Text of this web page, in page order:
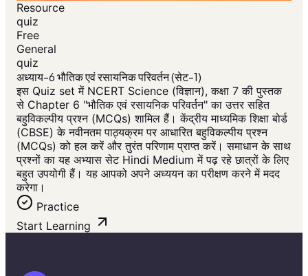
Resource
quiz
Free
General
quiz
अध्याय-6 भौतिक एवं रसायनिक परिवर्तन (सेट-1)
इस Quiz set में NCERT Science (विज्ञान), कक्षा 7 की पुस्तक
से Chapter 6 "भौतिक एवं रसायनिक परिवर्तन" का उत्तर सहित
बहुविकल्पीय प्रश्न (MCQs) शामिल हैं। केंद्रीय माध्यमिक शिक्षा बोर्ड
(CBSE) के नवीनतम पाठ्यक्रम पर आधारित बहुविकल्पीय प्रश्न
(MCQs) को हल करें और तुरंत परिणाम प्राप्त करें। समाधान के साथ
प्रश्नों का यह अभ्यास सेट Hindi Medium में पढ़ रहे छात्रों के लिए
बहुत उपयोगी हैं। यह आपको अपने अध्ययन का परीक्षण करने में मदद
करेगा।
Practice
Start Learning